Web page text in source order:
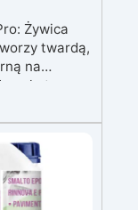
Żywica
twardą,
na
efektów 3D
techniczne:
w
30°C,